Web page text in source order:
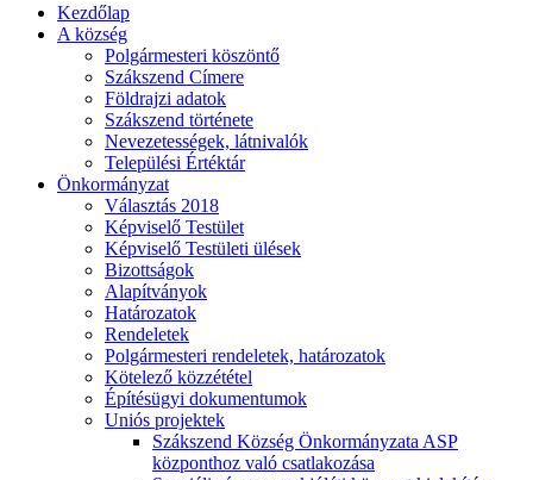
Kezdőlap
A község
Polgármesteri köszöntő
Szákszend Címere
Földrajzi adatok
Szákszend története
Nevezetességek, látnivalók
Települési Értéktár
Önkormányzat
Választás 2018
Képviselő Testület
Képviselő Testületi ülések
Bizottságok
Alapítványok
Határozatok
Rendeletek
Polgármesteri rendeletek, határozatok
Kötelező közzététel
Építésügyi dokumentumok
Uniós projektek
Szákszend Község Önkormányzata ASP
központhoz való csatlakozása